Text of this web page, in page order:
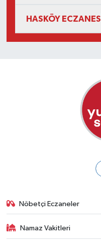
HASKÖY ECZANESİ
Nöbetçi Eczaneler
Namaz Vakitleri